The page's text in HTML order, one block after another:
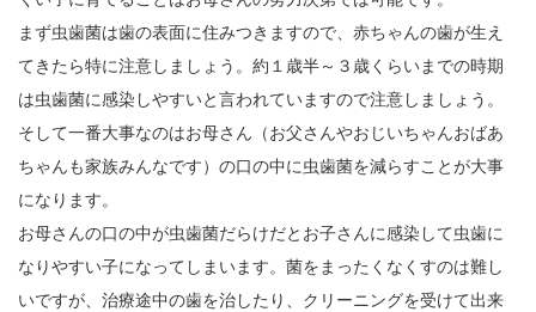
まず虫歯菌は歯の表面に住みつきますので、赤ちゃんの歯が生え
てきたら特に注意しましょう。約１歳半～３歳くらいまでの時期
は虫歯菌に感染しやすいと言われていますので注意しましょう。
そして一番大事なのはお母さん（お父さんやおじいちゃんおばあ
ちゃんも家族みんなです）の口の中に虫歯菌を減らすことが大事
になります。
お母さんの口の中が虫歯菌だらけだとお子さんに感染して虫歯に
なりやすい子になってしまいます。菌をまったくなくすのは難し
いですが、治療途中の歯を治したり、クリーニングを受けて出来